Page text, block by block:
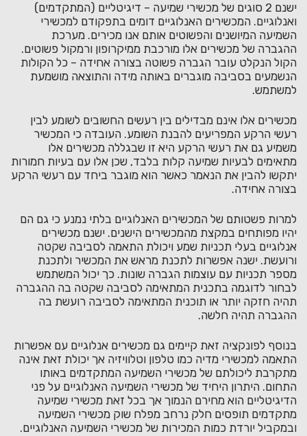
ישנם 2 סוגים של מכשירי שמיעה – דיגיטליים (המתקדמים)
ואנלוגיים. המכשירים האנלוגיים דומים בתפקודם למכשירי
השמיעה המיושנים והפשוטים אותם אנו מכירים. מערכת
ההגברה של מכשירים אלו מורכבת ממיקרופון ורמקול פשוטים.
הקול הנקלט עובר הגברה פשוטה בצורה אחידה – כל הקולות
הנשמעים בסביבה מוגברים באותה מידה והתוצאה מושמעת
למשתמש.
מכשירים אלו אינם מבדילים בין רעשים החשובים לשומע לבין
רעשי הרקע המפריעים להבנת השומע. העובדה כי המכשיר
משמיע גם את רעשי הרקע היא זו שבגללה מכשירים אלו
מתאימים לבעיות שמיעה קלות בלבד, שכן אלו עם בעיות חמורות
יתקשו להבין את הנאמר כאשר הוא מוגבר ביחד עם רעשי הרקע
בצורה אחידה.
למרות פשטותם של המכשירים האנלוגיים בלתי נמנע כי גם הם
יהיו מפותחים במקצת מהמכשירים הישנים. ישנם מכשירים
אנלוגיים בעלי תכניות שמע ויכולת התאמה לסביבה שקטה
ורועשת. ישנה אפשרות לתכנת מראש את המכשיר ולתכנת
מספר תכניות עם עוצמות הגברה שונות. כך יכול המשתמש
לבחור לדוגמה בתכנית המתאימה לסביבה שקטה בה ההגברה
תהיה חזקה יותר או תוכנית המתאימה לסביבה רועשת בה
ההגברה תהיה חלשה.
בנוסף לפונקציה זאת קיימים גם מכשירים אנלוגיים עם אפשרות
התאמה למכשירי מדיה כמו טלפון וטלוויזיה אך יכולת זאת אינה
מתקרבת ליכולתם של מכשירי השמיעה המתקדמים באותו
התחום. היתרון היחיד של מכשירי השמיעה האנלוגיים על פני
הדיגיטליים הוא מחירם הנמוך אך בכל זאת מכשירי שמיעה
מתקדמים תופסים חלק נרחב מפלח שוק מכשירי השמיעה
ובמקביל יורדת כמות המכירות של מכשירי השמיעה האנלוגיים.